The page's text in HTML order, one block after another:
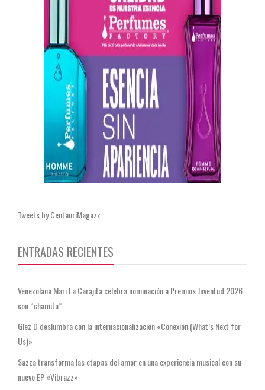
Tweets by CentauriMagazz
ENTRADAS RECIENTES
Venezolana Mari La Carajita celebra nominación a Premios Juventud 2026
con “chamita”
Glez D deslumbra con la internacionalización «Conexión (What’s Next for
Us)»
Sazza transforma las etapas del amor en una experiencia musical con su
nuevo EP «Vibrazz»